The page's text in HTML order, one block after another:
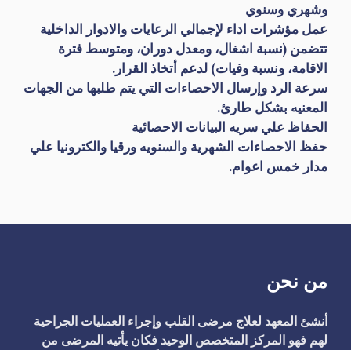
وشهري وسنوي
عمل مؤشرات اداء لإجمالي الرعايات والادوار الداخلية
تتضمن (نسبة اشغال، ومعدل دوران، ومتوسط فترة
الاقامة، ونسبة وفيات) لدعم أتخاذ القرار.
سرعة الرد وإرسال الاحصاءات التي يتم طلبها من الجهات
المعنيه بشكل طارئ.
الحفاظ علي سريه البيانات الاحصائية
حفظ الاحصاءات الشهرية والسنويه ورقيا والكترونيا علي
مدار خمس اعوام.
من نحن
أنشئ المعهد لعلاج مرضى القلب وإجراء العمليات الجراحية
لهم فهو المركز المتخصص الوحيد فكان يأتيه المرضى من